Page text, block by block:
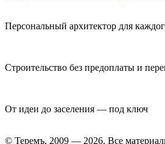
Персональный архитектор для
Строительство без предоплаты и
От идеи до заселения — под ключ
© Теремъ, 2009 — 2026. Все